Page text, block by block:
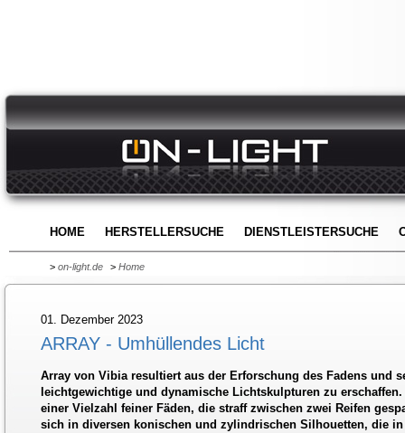
HOME HERSTELLERSUCHE DIENSTLEISTERSUCHE
> on-light.de > Home
01. Dezember 2023
ARRAY - Umhüllendes Licht
Array von Vibia resultiert aus der Erforschung des Fadens und
leichtgewichtige und dynamische Lichtskulpturen zu
einer Vielzahl feiner Fäden, die straff zwischen zwei Reifen
sich in diversen konischen und zylindrischen Silhouetten, die